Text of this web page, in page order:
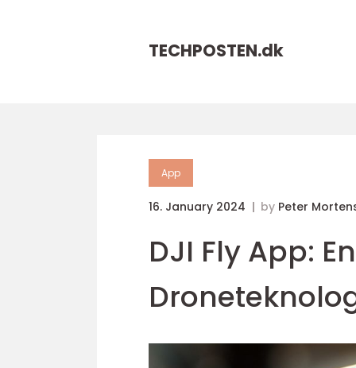
TECHPOSTEN.dk
App
16. January 2024 by Peter
DJI Fly App: